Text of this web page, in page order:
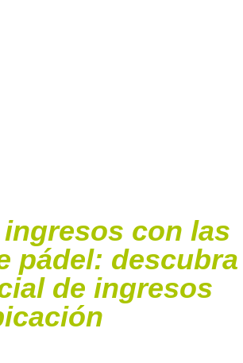
con las
pádel: descubra
de ingresos